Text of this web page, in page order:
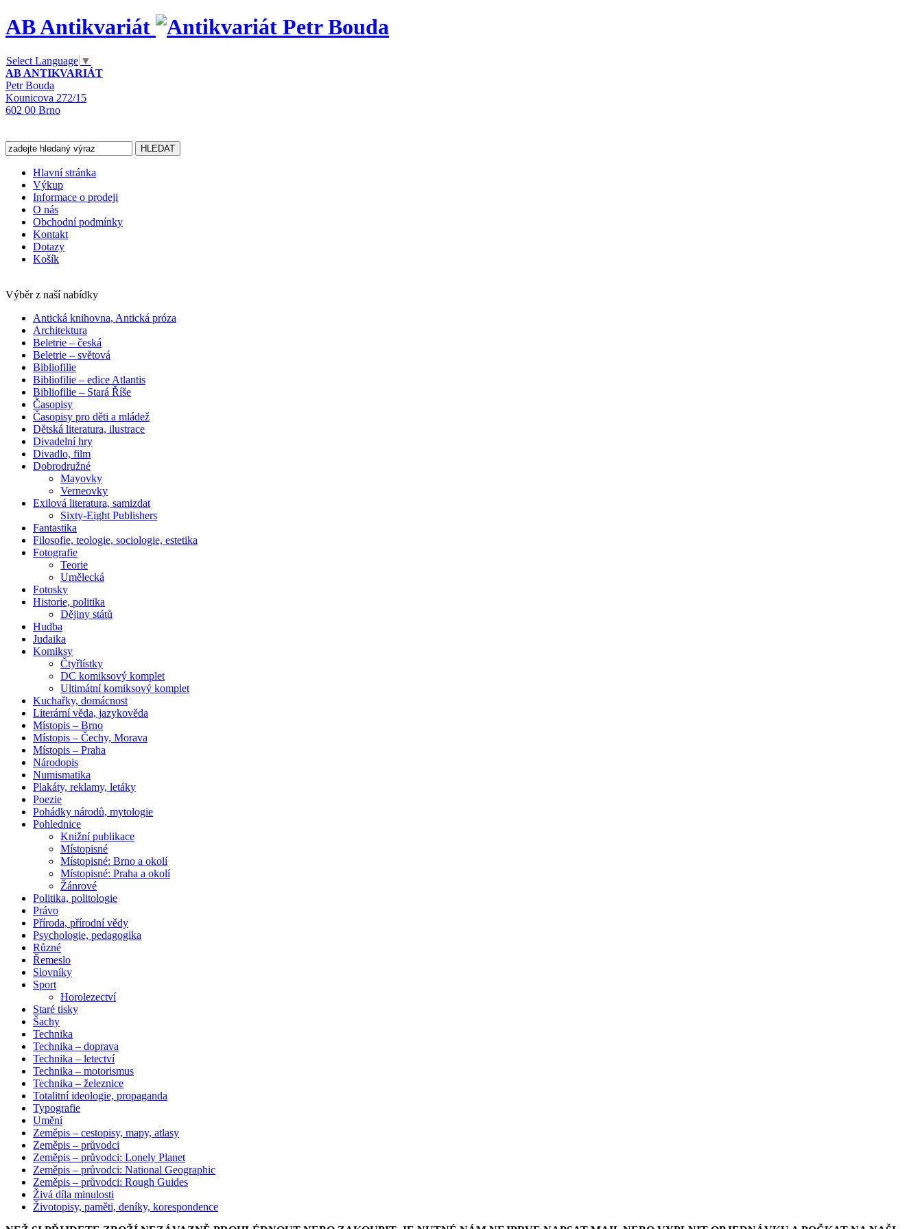
AB Antikvariát
Select Language ▼
AB ANTIKVARIÁT
Petr Bouda
Kounicova 272/15
602 00 Brno
Hlavní stránka
Výkup
Informace o prodeji
O nás
Obchodní podmínky
Kontakt
Dotazy
Košík
Výběr z naší nabídky
Antická knihovna, Antická próza
Architektura
Beletrie – česká
Beletrie – světová
Bibliofilie
Bibliofilie – edice Atlantis
Bibliofilie – Stará Říše
Časopisy
Časopisy pro děti a mládež
Dětská literatura, ilustrace
Divadelní hry
Divadlo, film
Dobrodružné
Mayovky
Verneovky
Exilová literatura, samizdat
Sixty-Eight Publishers
Fantastika
Filosofie, teologie, sociologie, estetika
Fotografie
Teorie
Umělecká
Fotosky
Historie, politika
Dějiny států
Hudba
Judaika
Komiksy
Čtyřlístky
DC komiksový komplet
Ultimátní komiksový komplet
Kuchařky, domácnost
Literární věda, jazykověda
Místopis – Brno
Místopis – Čechy, Morava
Místopis – Praha
Národopis
Numismatika
Plakáty, reklamy, letáky
Poezie
Pohádky národů, mytologie
Pohlednice
Knižní publikace
Místopisné
Místopisné: Brno a okolí
Místopisné: Praha a okolí
Žánrové
Politika, politologie
Právo
Příroda, přírodní vědy
Psychologie, pedagogika
Různé
Řemeslo
Slovníky
Sport
Horolezectví
Staré tisky
Šachy
Technika
Technika – doprava
Technika – letectví
Technika – motorismus
Technika – železnice
Totalitní ideologie, propaganda
Typografie
Umění
Zeměpis – cestopisy, mapy, atlasy
Zeměpis – průvodci
Zeměpis – průvodci: Lonely Planet
Zeměpis – průvodci: National Geographic
Zeměpis – průvodci: Rough Guides
Živá díla minulosti
Životopisy, paměti, deníky, korespondence